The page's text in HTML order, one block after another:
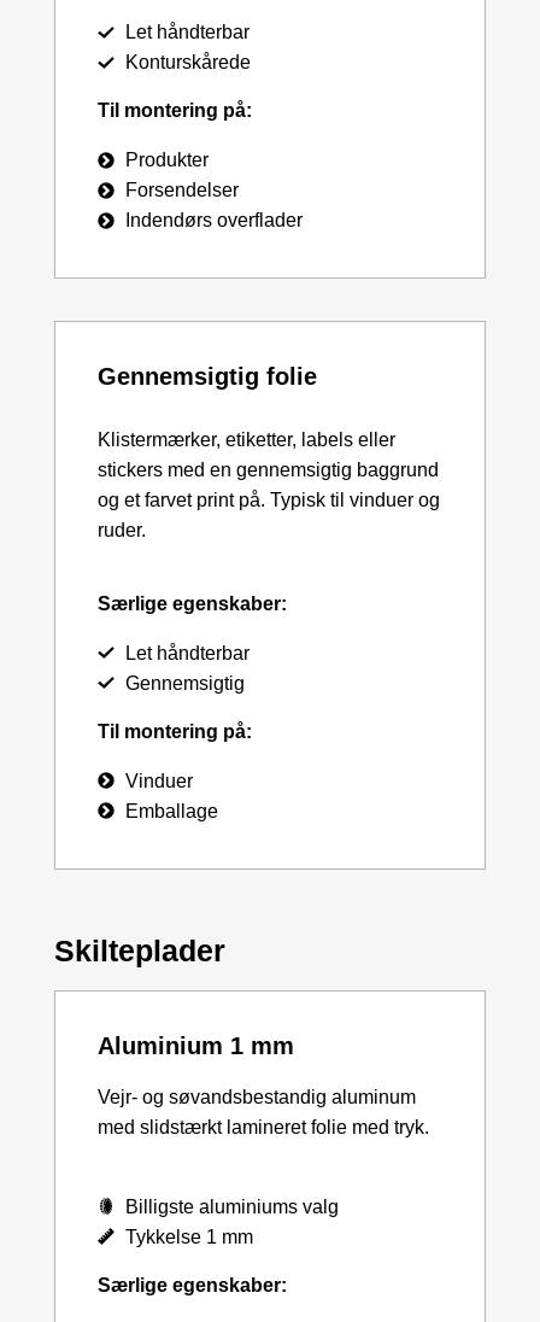
Let håndterbar
Konturskårede
Til montering på:
Produkter
Forsendelser
Indendørs overflader
Gennemsigtig folie
Klistermærker, etiketter, labels eller
stickers med en gennemsigtig baggrund
og et farvet print på. Typisk til vinduer og
ruder.
Særlige egenskaber:
Let håndterbar
Gennemsigtig
Til montering på:
Vinduer
Emballage
Skilteplader
Aluminium 1 mm
Vejr- og søvandsbestandig aluminum
med slidstærkt lamineret folie med tryk.
Billigste aluminiums valg
Tykkelse 1 mm
Særlige egenskaber: